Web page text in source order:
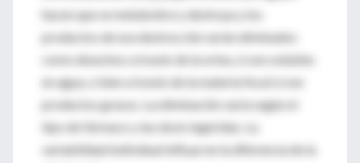
hacen que se metabolice y destruya y los
productos de esa destrucción serán eliminados
como desechos a través de la orina, si son solubles
en agua, o bien a través de la materia fecal si son
productos grasos. La eliminación varía según el
tipo de fármaco y las dosis ingeridas. La
variabilidad individual influye en la diferencia de la